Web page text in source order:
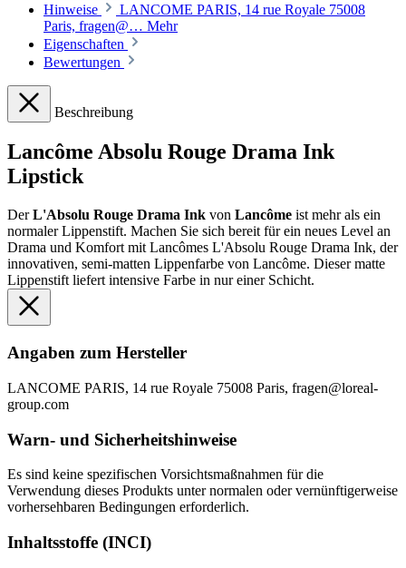
Hinweise
LANCOME PARIS, 14 rue Royale 75008
Paris, fragen@… Mehr
Eigenschaften
Bewertungen
Beschreibung
Lancôme Absolu Rouge Drama Ink
Lipstick
DerL'Absolu Rouge Drama Ink von Lancôme ist mehr als ein
normaler Lippenstift. Machen Sie sich bereit für ein neues Level an
Drama und Komfort mit Lancômes L'Absolu Rouge Drama Ink, der
innovativen, semi-matten Lippenfarbe von Lancôme. Dieser matte
Lippenstift liefert intensive Farbe in nur einer Schicht.
Angaben zum Hersteller
LANCOME PARIS, 14 rue Royale 75008 Paris, fragen@loreal-
group.com
Warn- und Sicherheitshinweise
Es sind keine spezifischen Vorsichtsmaßnahmen für die
Verwendung dieses Produkts unter normalen oder vernünftigerweise
vorhersehbaren Bedingungen erforderlich.
Inhaltsstoffe (INCI)